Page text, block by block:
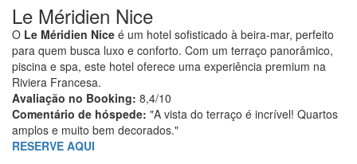
Le Méridien Nice
O Le Méridien Nice é um hotel sofisticado à beira-mar, perfeito
para quem busca luxo e conforto. Com um terraço panorâmico,
piscina e spa, este hotel oferece uma experiência premium na
Riviera Francesa.
Avaliação no Booking: 8,4/10
Comentário de hóspede: "A vista do terraço é incrível! Quartos
amplos e muito bem decorados."
RESERVE AQUI